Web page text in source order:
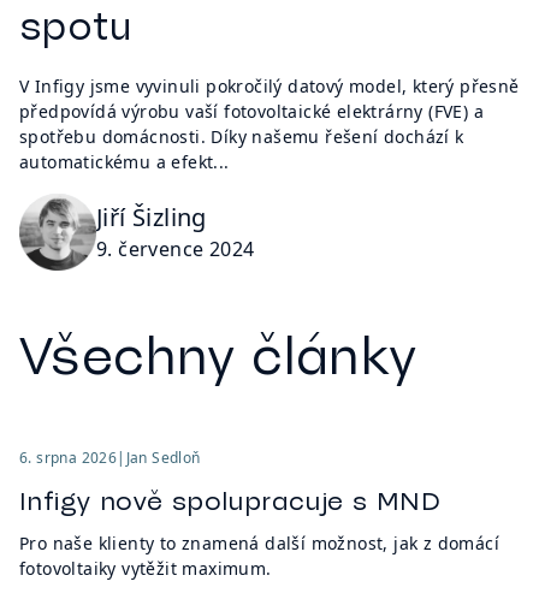
spotu
V Infigy jsme vyvinuli pokročilý datový model, který přesně
předpovídá výrobu vaší fotovoltaické elektrárny (FVE) a
spotřebu domácnosti. Díky našemu řešení dochází k
automatickému a efekt...
Jiří Šizling
9. července 2024
Všechny články
6. srpna 2026| Jan Sedloň
Infigy nově spolupracuje s MND
Pro naše klienty to znamená další možnost, jak z domácí
fotovoltaiky vytěžit maximum.